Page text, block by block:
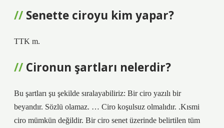
Senette ciroyu kim yapar?
TTK m.
Cironun şartları nelerdir?
Bu şartları şu şekilde sıralayabiliriz: Bir ciro yazılı bir
beyandır. Sözlü olamaz. … Ciro koşulsuz olmalıdır. .Kısmi
ciro mümkün değildir. Bir ciro senet üzerinde belirtilen tüm